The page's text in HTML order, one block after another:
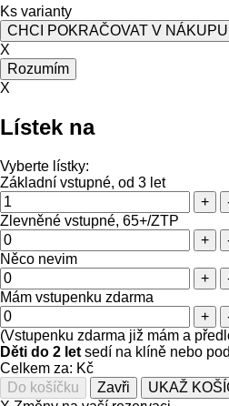
Ks varianty
CHCI POKRAČOVAT V NÁKUPU
X
Rozumím
X
Lístek na
Vyberte lístky:
Základní vstupné, od 3 let
+
Zlevněné vstupné, 65+/ZTP
+
Něco nevim
+
Mám vstupenku zdarma
+
(Vstupenku zdarma již mám a
Děti do 2 let sedí na klíně nebo
Celkem za: Kč
Zavři
UKAŽ